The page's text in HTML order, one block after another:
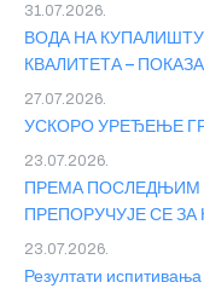
ВОДА НА
КВАЛИТЕТА –
31.07.2026.
УСКОРО УРЕЂЕЊЕ
27.07.2026.
ПРЕМА ПОСЛЕДЊИМ
ПРЕПОРУЧУЈЕ СЕ
23.07.2026.
Резултати
23.07.2026.